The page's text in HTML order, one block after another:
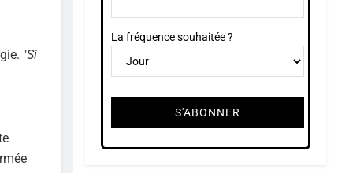
"Si
La fréquence souhaitée ?